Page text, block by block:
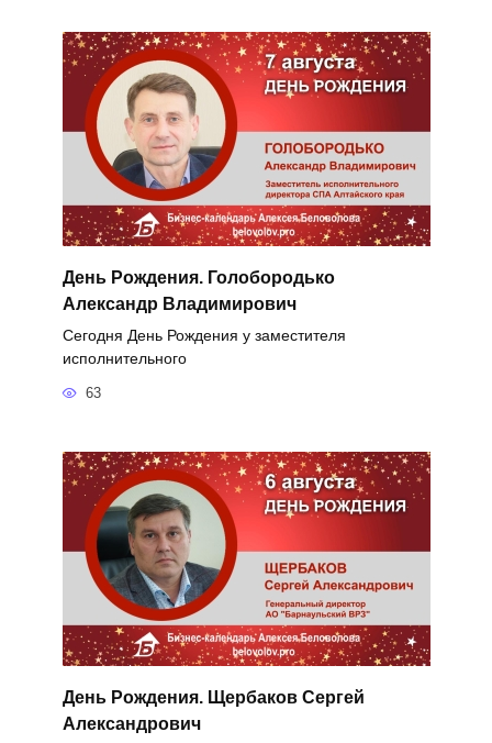
День Рождения. Голобородько
Александр Владимирович
Сегодня День Рождения у заместителя
исполнительного
63
День Рождения. Щербаков Сергей
Александрович